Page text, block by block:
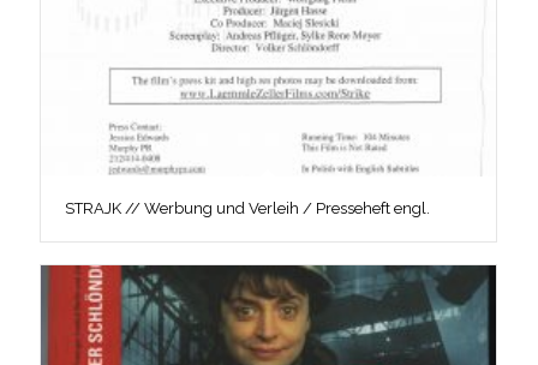
STRAJK // Werbung und Verleih / Presseheft engl.